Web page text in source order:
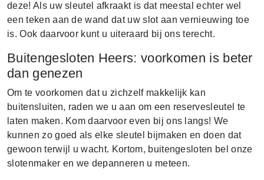
deze! Als uw sleutel afkraakt is dat meestal echter wel
een teken aan de wand dat uw slot aan vernieuwing toe
is. Ook daarvoor kunt u uiteraard bij ons terecht.
Buitengesloten Heers: voorkomen is beter
dan genezen
Om te voorkomen dat u zichzelf makkelijk kan
buitensluiten, raden we u aan om een reservesleutel te
laten maken. Kom daarvoor even bij ons langs! We
kunnen zo goed als elke sleutel bijmaken en doen dat
gewoon terwijl u wacht. Kortom, buitengesloten bel onze
slotenmaker en we depanneren u meteen.